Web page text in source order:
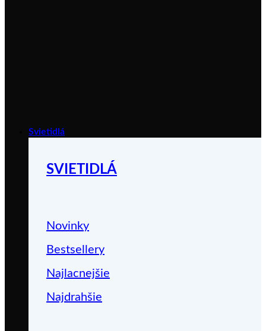
Svietidlá
SVIETIDLÁ
Novinky
Bestsellery
Najlacnejšie
Najdrahšie